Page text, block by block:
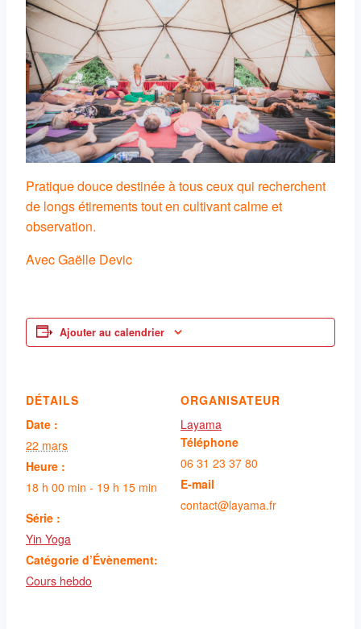
Pratique douce destinée à tous ceux qui recherchent
de longs étirements tout en cultivant calme et
observation.
Avec Gaëlle Devic
Ajouter au calendrier
DÉTAILS
Date :
22 mars
Heure :
18 h 00 min - 19 h 15 min
Série :
Yin Yoga
Catégorie d’Évènement:
Cours hebdo
ORGANISATEUR
Layama
Téléphone
06 31 23 37 80
E-mail
contact@layama.fr